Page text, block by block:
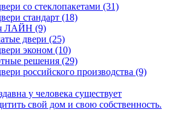
со стеклопакетами (31)
стандарт (18)
ЛАЙН (9)
двери (25)
эконом (10)
решения (29)
российского производства (9)
у человека существует
свой дом и свою собственность.